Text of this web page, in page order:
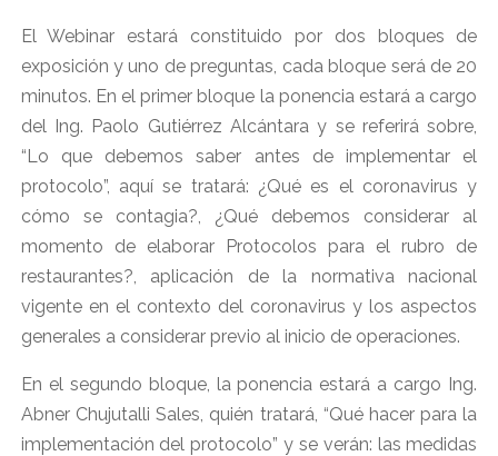
El Webinar estará constituido por dos bloques de
exposición y uno de preguntas, cada bloque será de 20
minutos. En el primer bloque la ponencia estará a cargo
del Ing. Paolo Gutiérrez Alcántara y se referirá sobre,
“Lo que debemos saber antes de implementar el
protocolo”, aquí se tratará: ¿Qué es el coronavirus y
cómo se contagia?, ¿Qué debemos considerar al
momento de elaborar Protocolos para el rubro de
restaurantes?, aplicación de la normativa nacional
vigente en el contexto del coronavirus y los aspectos
generales a considerar previo al inicio de operaciones.
En el segundo bloque, la ponencia estará a cargo Ing.
Abner Chujutalli Sales, quién tratará, “Qué hacer para la
implementación del protocolo” y se verán: las medidas